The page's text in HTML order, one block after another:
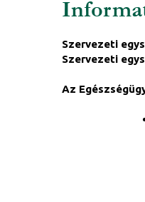
Szervezeti
Szervezeti
Az